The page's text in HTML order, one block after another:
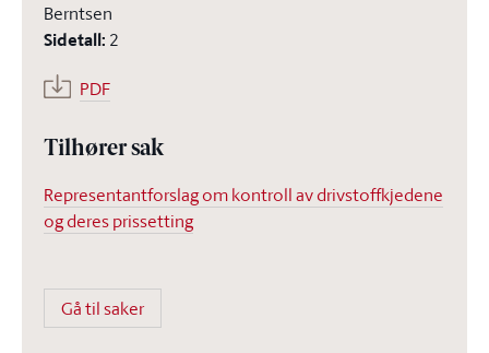
Berntsen
Sidetall: 2
PDF
Tilhører sak
Representantforslag om kontroll av drivstoffkjedene
og deres prissetting
Gå til saker